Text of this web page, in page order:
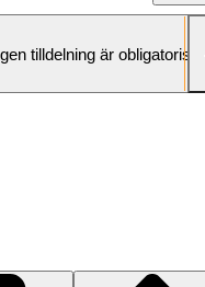
tilldelning är obligatorisk